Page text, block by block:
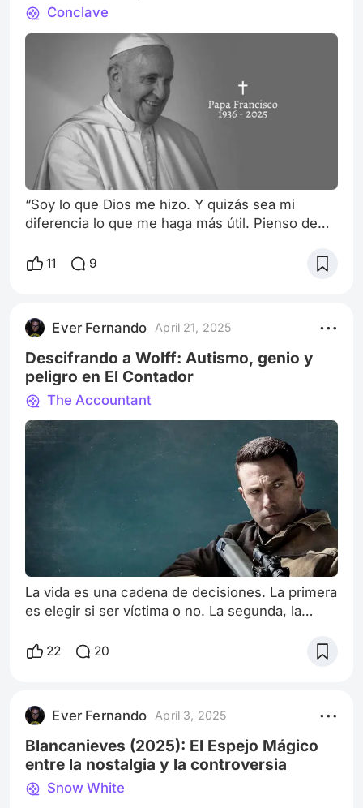
Conclave
“Soy lo que Dios me hizo. Y quizás sea mi
diferencia lo que me haga más útil. Pienso de
entre las certezas del mundo.” Cardenal Benitez
las fronteras de la Iglesia Católica, dejando una
huella imborrable en la cultura popular y, de
manera notable, en el mund
11 9
Ever Fernando April 21, 2025
Descifrando a Wolff: Autismo, genio y
peligro en El Contador
The Accountant
La vida es una cadena de decisiones. La primera
es elegir si ser víctima o no. La segunda, la
para lo malo. Robert C. Treveiler - Padre En este
-resplandor-en-toy-story-el-terror-escondido-
en-la-casa-de-sid ¡Vaya película que me dejó
pensando durante días! R
22 20
Ever Fernando April 3, 2025
Blancanieves (2025): El Espejo Mágico
entre la nostalgia y la controversia
Snow White